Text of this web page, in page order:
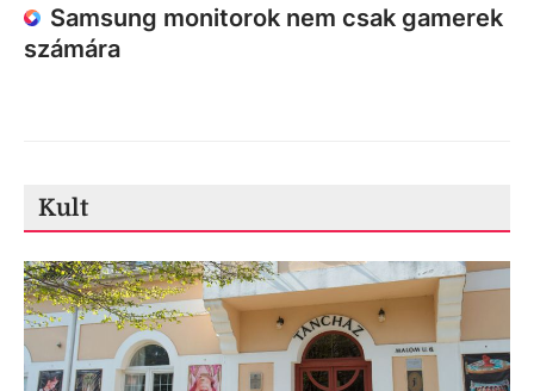
Samsung monitorok nem csak gamerek
számára
Kult